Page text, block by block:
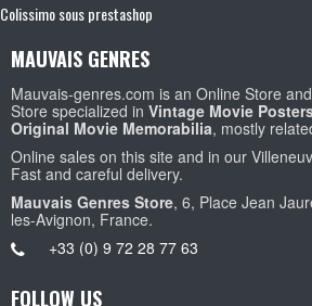
Colissimo sous prestashop
MAUVAIS GENRES
Mauvais-genres.com is an Online Store
Store specialized in Vintage Movie
Original Movie Memorabilia, mostly
Online sales on this site and in our
Fast and careful delivery.
Mauvais Genres Store, 6, Place Jean
les-Avignon, France.
+33 (0) 9 72 28 77 63
FOLLOW US